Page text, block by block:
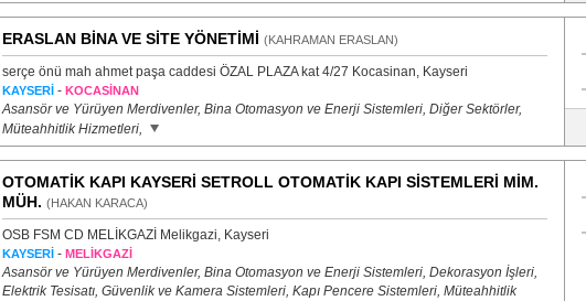
ERASLAN BİNA VE SİTE YÖNETİMİ (KAHRAMAN ERASLAN)
serçe önü mah ahmet paşa caddesi ÖZAL PLAZA kat 4/27 Kocasinan, Kayseri
KAYSERİ- KOCASİNAN
Asansör ve Yürüyen Merdivenler, Bina Otomasyon ve Enerji Sistemleri, Diğer Sektörler,
Müteahhitlik Hizmetleri,
OTOMATİK KAPI KAYSERİ SETROLL OTOMATİK KAPI SİSTEMLERİ MİM.
MÜH. (HAKAN KARACA)
OSB FSM CD MELİKGAZİ Melikgazi, Kayseri
KAYSERİ- MELİKGAZİ
Asansör ve Yürüyen Merdivenler, Bina Otomasyon ve Enerji Sistemleri, Dekorasyon İşleri,
Elektrik Tesisatı, Güvenlik ve Kamera Sistemleri, Kapı Pencere Sistemleri, Müteahhitlik